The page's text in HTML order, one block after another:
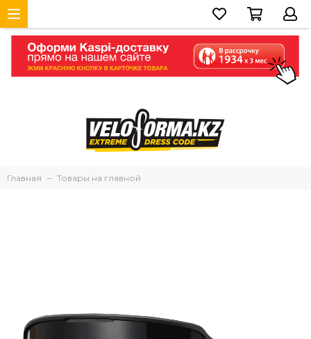
Главная Товары на главной